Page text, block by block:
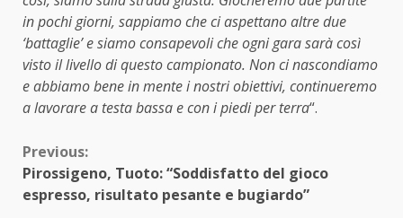
in pochi giorni, sappiamo che ci aspettano altre due
‘battaglie’ e siamo consapevoli che ogni gara sarà così
visto il livello di questo campionato. Non ci nascondiamo
e abbiamo bene in mente i nostri obiettivi, continueremo
a lavorare a testa bassa e con i piedi per terra“.
Continue
Reading
Previous:
Pirossigeno, Tuoto: “Soddisfatto del gioco
espresso, risultato pesante e bugiardo”